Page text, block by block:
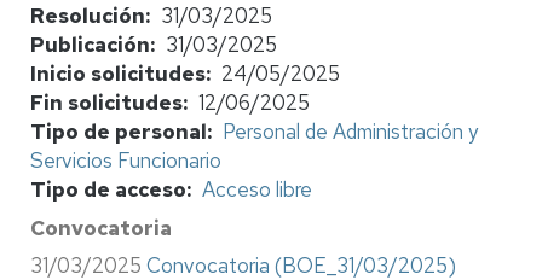
Resolución
31/03/2025
Publicación
31/03/2025
Inicio solicitudes
24/05/2025
Fin solicitudes 12/06/2025
Tipo de personal
Personal de Administración y
Servicios Funcionario
Tipo de acceso
Acceso libre
Convocatoria
31/03/2025 Convocatoria (BOE_31/03/2025)